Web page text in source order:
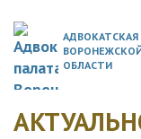
АДВОКАТСКАЯ
ОБЛАСТИ